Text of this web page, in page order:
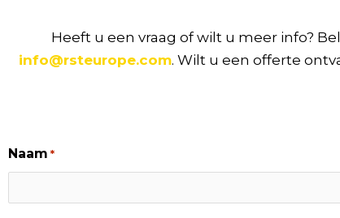
Heeft u een vraag of wilt u meer info?
info@rsteurope.com. Wilt u een offerte
Naam *